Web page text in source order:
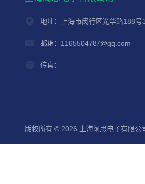
地址：上海市闵行区光华路188号
邮箱：1165504787@qq.com
传真：
版权所有 © 2026 上海阔思电子有限公